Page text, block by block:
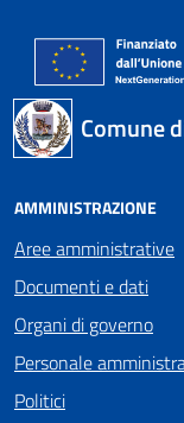
Comune
AMMINISTRAZIONE
Aree amministrative
Documenti e dati
Organi di governo
Personale
Politici